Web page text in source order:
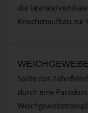
die laterale/
Knochenaufbau zur
Sollte das
durch eine